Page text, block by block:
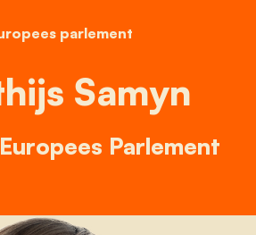
home
parlement
matthijs samyn
Samyn
Parlement